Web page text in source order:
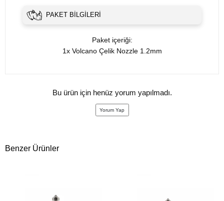
PAKET BILGILERI
Paket içeriği:
1x Volcano Çelik Nozzle 1.2mm
Bu ürün için henüz yorum yapılmadı.
Yorum Yap
Benzer Ürünler